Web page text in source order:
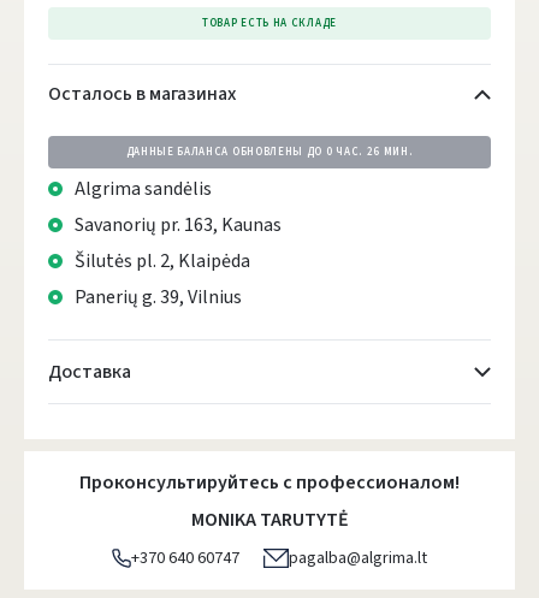
ТОВАР ЕСТЬ НА СКЛАДЕ
Осталось в магазинах
ДАННЫЕ БАЛАНСА ОБНОВЛЕНЫ ДО 0 ЧАС. 26 МИН.
Algrima sandėlis
Savanorių pr. 163, Kaunas
Šilutės pl. 2, Klaipėda
Panerių g. 39, Vilnius
Доставка
Atsiėmimo taškai- 0.00 €
DPD kurjeris - 5.00 €
DPD paštomatai- 4.00 €
Проконсультируйтесь с профессионалом!
MONIKA TARUTYTĖ
+370 640 60747 pagalba@algrima.lt